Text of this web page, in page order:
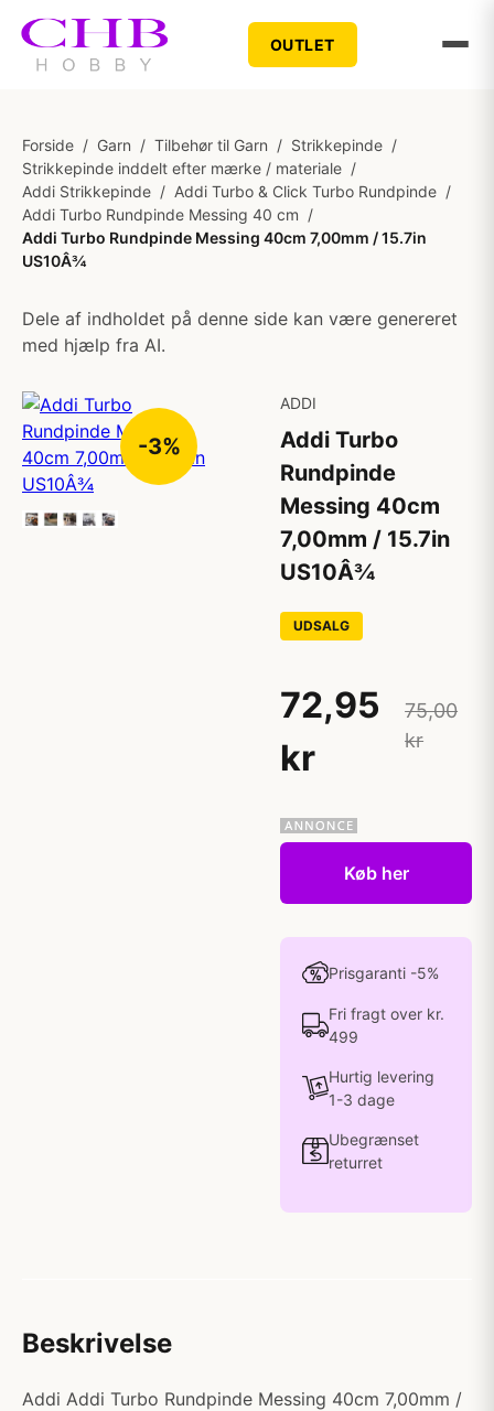
OUTLET
Forside / Garn / Tilbehør til Garn / Strikkepinde /
Strikkepinde inddelt efter mærke / materiale /
Addi Strikkepinde / Addi Turbo & Click Turbo Rundpinde /
Addi Turbo Rundpinde Messing 40 cm /
Addi Turbo Rundpinde Messing 40cm 7,00mm / 15.7in
US10Â¾
Dele af indholdet på denne side kan være genereret
med hjælp fra AI.
-3%
ADDI
Addi Turbo
Rundpinde
Messing 40cm
7,00mm / 15.7in
US10Â¾
UDSALG
72,95
kr
75,00
kr
Køb her
Prisgaranti -5%
Fri fragt over kr.
499
Hurtig levering
1-3 dage
Ubegrænset
returret
Beskrivelse
Addi Addi Turbo Rundpinde Messing 40cm 7,00mm /